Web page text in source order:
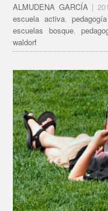
ALMUDENA GARCÍA |
escuela activa,
escuelas bosque,
waldorf